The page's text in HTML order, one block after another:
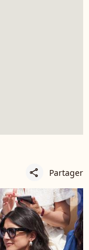
share Partager